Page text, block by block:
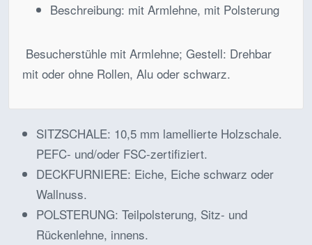
Beschreibung: mit Armlehne, mit Polsterung
Besucherstühle mit Armlehne; Gestell: Drehbar
mit oder ohne Rollen, Alu oder schwarz.
SITZSCHALE: 10,5 mm lamellierte Holzschale.
PEFC- und/oder FSC-zertifiziert.
DECKFURNIERE: Eiche, Eiche schwarz oder
Wallnuss.
POLSTERUNG: Teilpolsterung, Sitz- und
Rückenlehne, innens.